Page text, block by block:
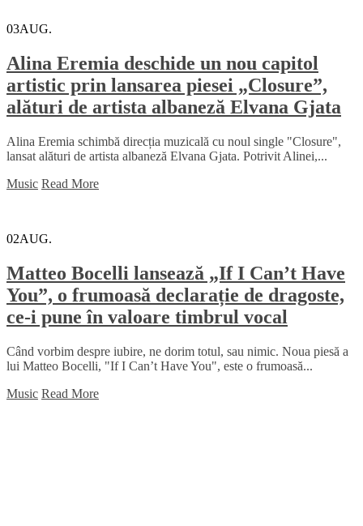
03AUG.
Alina Eremia deschide un nou capitol
artistic prin lansarea piesei „Closure”,
alături de artista albaneză Elvana Gjata
Alina Eremia schimbă direcția muzicală cu noul single "Closure",
lansat alături de artista albaneză Elvana Gjata. Potrivit Alinei,...
Music Read More
02AUG.
Matteo Bocelli lansează „If I Can’t Have
You”, o frumoasă declarație de dragoste,
ce-i pune în valoare timbrul vocal
Când vorbim despre iubire, ne dorim totul, sau nimic. Noua piesă a
lui Matteo Bocelli, "If I Can’t Have You", este o frumoasă...
Music Read More